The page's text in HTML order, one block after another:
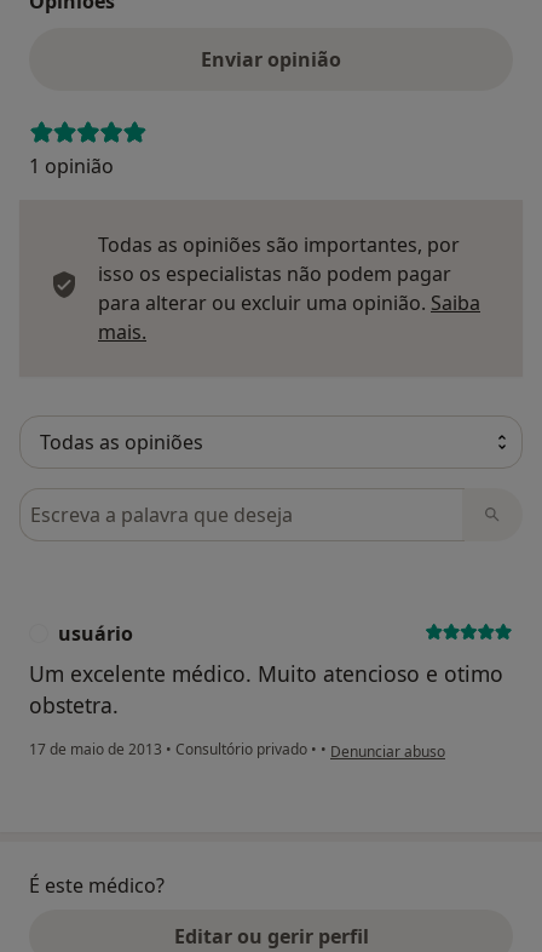
Enviar opinião
1 opinião
Todas as opiniões são importantes, por
isso os especialistas não podem pagar
para alterar ou excluir uma opinião. Saiba
mais.
Pesquisar em opiniões
usuário
Um excelente médico. Muito atencioso e otimo
obstetra.
17 de maio de 2013 • Consultório privado • • na opinião do utilizador usuário
Denunciar abuso
É este médico?
Editar ou gerir perfil